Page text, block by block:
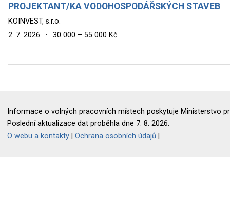
PROJEKTANT/KA VODOHOSPODÁŘSKÝCH STAVEB
KOINVEST, s.r.o.
2. 7. 2026
· 30 000 – 55 000 Kč
Informace o volných pracovních místech poskytuje Ministerstvo
Poslední aktualizace dat proběhla dne 7. 8. 2026.
O webu a kontakty |Ochrana osobních údajů